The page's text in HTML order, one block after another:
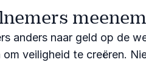
anders naar geld op de
veiligheid te creëren.